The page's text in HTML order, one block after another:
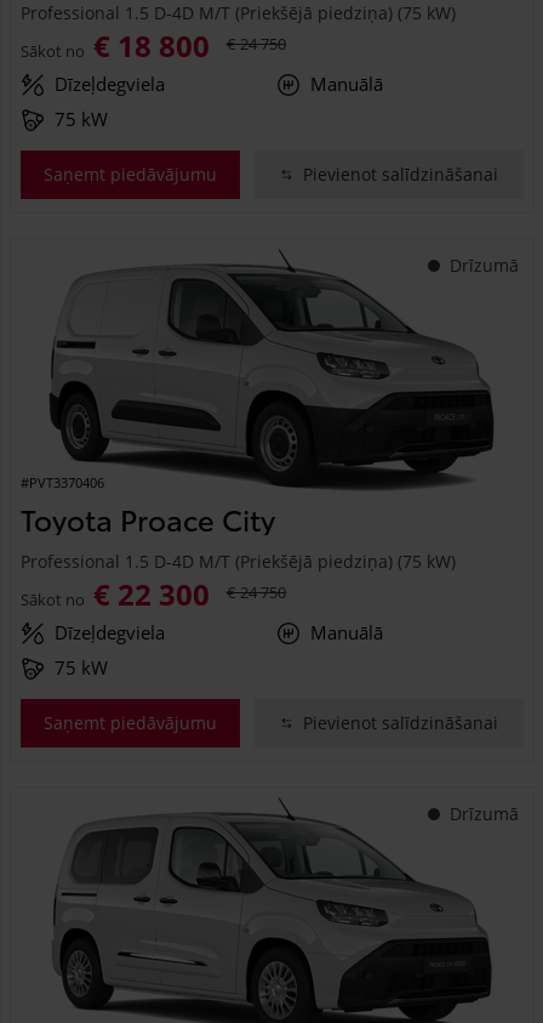
Professional 1.5 D-4D M/T (Priekšējā piedziņa) (75 kW)
Sākot no € 18 800 € 24 750
Dīzeļdegviela
Manuālā
75 kW
Saņemt piedāvājumu Pievienot salīdzināšanai
Drīzumā
#PVT3370406
Toyota Proace City
Professional 1.5 D-4D M/T (Priekšējā piedziņa) (75 kW)
Sākot no € 22 300 € 24 750
Dīzeļdegviela
Manuālā
75 kW
Saņemt piedāvājumu Pievienot salīdzināšanai
Drīzumā